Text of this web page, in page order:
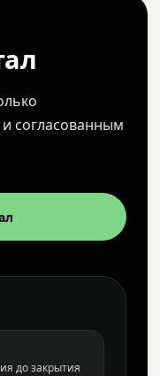
согласованным
до закрытия